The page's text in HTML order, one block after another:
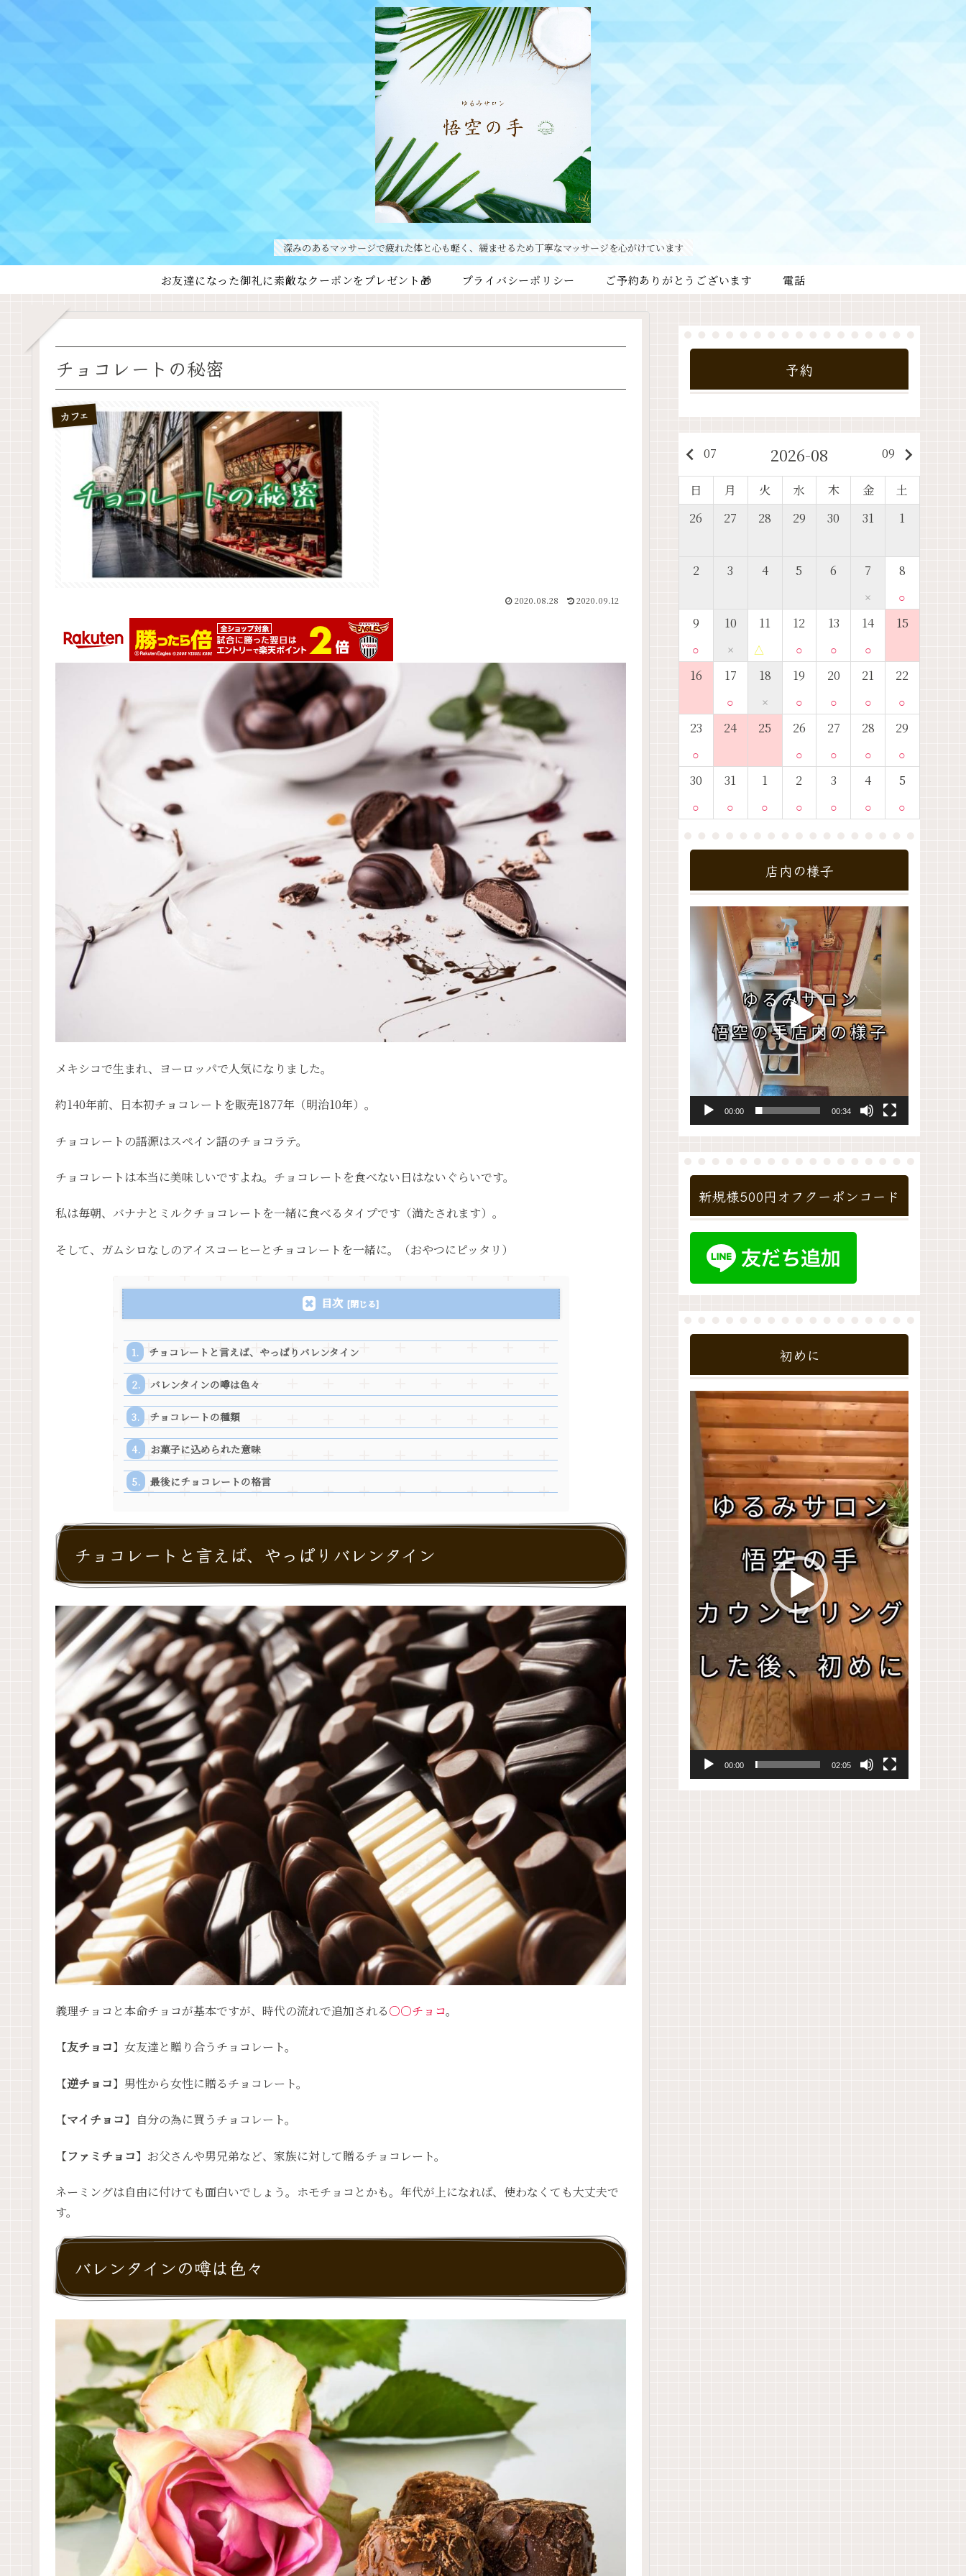
深みのあるマッサージで疲れた体と心も軽く、緩ませるため丁寧なマッサージを心がけています
お友達になった御礼に素敵なクーポンをプレゼント🎁 プライバシーポリシー ご予約ありがとうございます 電話
チョコレートの秘密
カフェ
2020.08.28 2020.09.12
メキシコで生まれ、ヨーロッパで人気になりました。
約140年前、日本初チョコレートを販売1877年（明治10年）。
チョコレートの語源はスペイン語のチョコラテ。
チョコレートは本当に美味しいですよね。チョコレートを食べない日はないぐらいです。
私は毎朝、バナナとミルクチョコレートを一緒に食べるタイプです（満たされます）。
そして、ガムシロなしのアイスコーヒーとチョコレートを一緒に。（おやつにピッタリ）
目次
チョコレートと言えば、やっぱりバレンタイン
バレンタインの噂は色々
チョコレートの種類
お菓子に込められた意味
最後にチョコレートの格言
チョコレートと言えば、やっぱりバレンタイン
義理チョコと本命チョコが基本ですが、時代の流れで追加される○○チョコ。
【友チョコ】女友達と贈り合うチョコレート。
【逆チョコ】男性から女性に贈るチョコレート。
【マイチョコ】自分の為に買うチョコレート。
【ファミチョコ】お父さんや男兄弟など、家族に対して贈るチョコレート。
ネーミングは自由に付けても面白いでしょう。ホモチョコとかも。年代が上になれば、使わなくても大丈夫で
す。
バレンタインの噂は色々
予約
keyboard_arrow_left 07 2026-08 09 keyboard_arrow_right
日 月 火 水 木 金
土
26
27 28 29 30 31 1
2 3 4 5 6 7
×
8
○
9
○
10
×
11
△
12
○
13
○
14
○
15
16 17
○
18
×
19
○
20
○
21
○
22
○
23
○
24 25 26
○
27
○
28
○
29
○
30
○
31
○
1
○
2
○
3
○
4
○
5
○
店内の様子
00:00 00:34
新規様500円オフクーポンコード
初めに
動
画
00:00 02:05